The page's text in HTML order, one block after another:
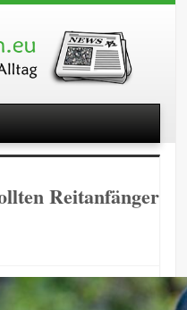
Reitanfänger